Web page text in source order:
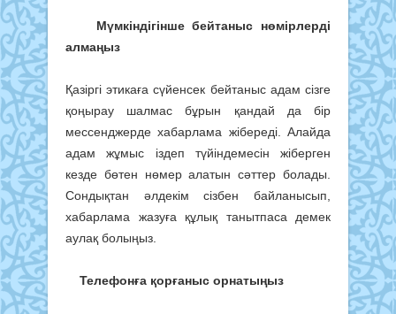
Мүмкіндігінше бейтаныс нөмірлерді
алмаңыз
Қазіргі этикаға сүйенсек бейтаныс адам сізге
қоңырау шалмас бұрын қандай да бір
мессенджерде хабарлама жібереді. Алайда
адам жұмыс іздеп түйіндемесін жіберген
кезде бөтен нөмер алатын сәттер болады.
Сондықтан әлдекім сізбен байланысып,
хабарлама жазуға құлық танытпаса демек
аулақ болыңыз.
Телефонға қорғаныс орнатыңыз